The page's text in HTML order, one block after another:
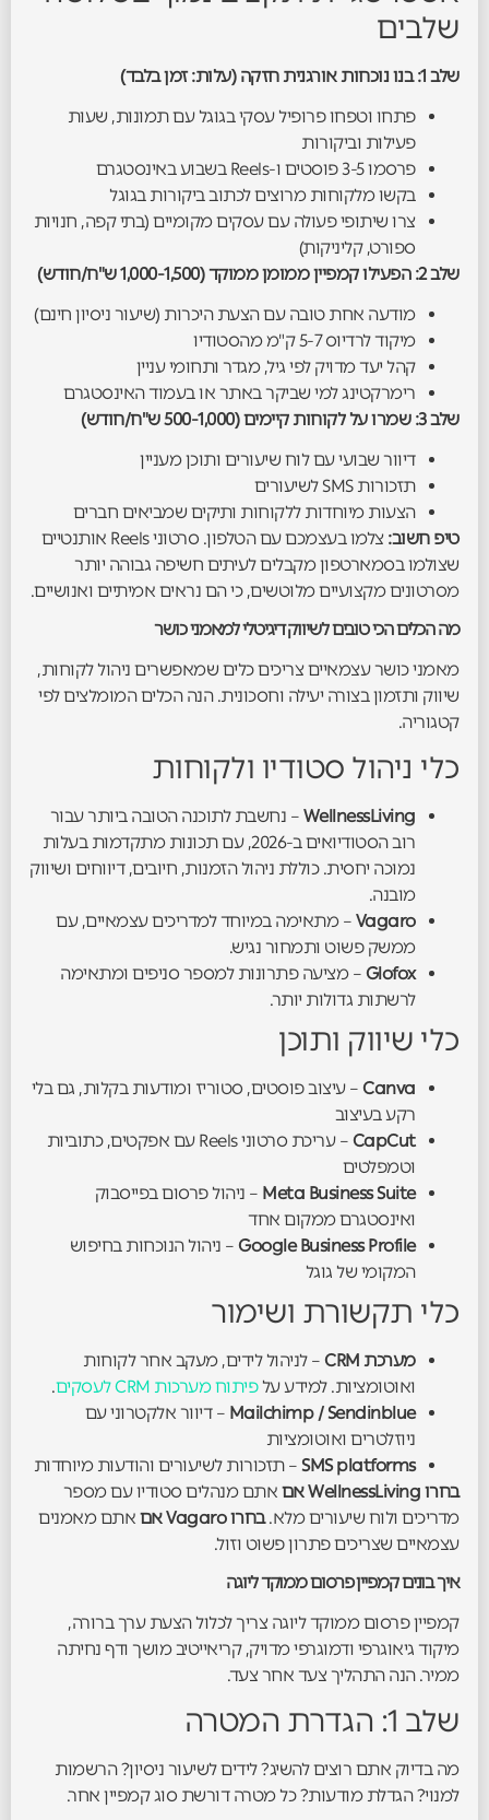
שלבים
שלב 1: בנו נוכחות אורגנית חזקה (עלות: זמן בלבד)
פתחו וטפחו פרופיל עסקי בגוגל עם תמונות, שעות
פעילות וביקורות
פרסמו 3-5 פוסטים ו-Reels בשבוע באינסטגרם
בקשו מלקוחות מרוצים לכתוב ביקורות בגוגל
צרו שיתופי פעולה עם עסקים מקומיים (בתי קפה, חנויות
ספורט, קליניקות)
שלב 2: הפעילו קמפיין ממומן ממוקד (1,000-1,500 ש"ח/חודש)
מודעה אחת טובה עם הצעת היכרות (שיעור ניסיון חינם)
מיקוד לרדיוס 5-7 ק"מ מהסטודיו
קהל יעד מדויק לפי גיל, מגדר ותחומי עניין
רימרקטינג למי שביקר באתר או בעמוד האינסטגרם
שלב 3: שמרו על לקוחות קיימים (500-1,000 ש"ח/חודש)
דיוור שבועי עם לוח שיעורים ותוכן מעניין
תזכורות SMS לשיעורים
הצעות מיוחדות ללקוחות ותיקים שמביאים חברים
טיפ חשוב:
צלמו בעצמכם עם הטלפון. סרטוני Reels אותנטיים
שצולמו בסמארטפון מקבלים לעיתים חשיפה גבוהה יותר
מסרטונים מקצועיים מלוטשים, כי הם נראים אמיתיים ואנושיים.
מה הכלים הכי טובים לשיווק דיגיטלי למאמני כושר
מאמני כושר עצמאיים צריכים כלים שמאפשרים ניהול לקוחות,
שיווק ותזמון בצורה יעילה וחסכונית. הנה הכלים המומלצים לפי
קטגוריה.
כלי ניהול סטודיו ולקוחות
WellnessLiving – נחשבת לתוכנה הטובה ביותר עבור
רוב הסטודיואים ב-2026, עם תכונות מתקדמות בעלות
נמוכה יחסית. כוללת ניהול הזמנות, חיובים, דיווחים ושיווק
מובנה.
Vagaro – מתאימה במיוחד למדריכים עצמאיים, עם
ממשק פשוט ותמחור נגיש.
Glofox – מציעה פתרונות למספר סניפים ומתאימה
לרשתות גדולות יותר.
כלי שיווק ותוכן
Canva– עיצוב פוסטים, סטוריז ומודעות בקלות, גם בלי
רקע בעיצוב
CapCut
– עריכת סרטוני Reels עם אפקטים, כתוביות
וטמפלטים
Meta Business Suite – ניהול פרסום בפייסבוק
ואינסטגרם ממקום אחד
Google Business Profile– ניהול הנוכחות בחיפוש
המקומי של גוגל
כלי תקשורת ושימור
מערכת CRM
– לניהול לידים, מעקב אחר לקוחות
ואוטומציות. למידע עלפיתוח מערכות CRM לעסקים
.
Mailchimp / Sendinblue – דיוור אלקטרוני עם
ניוזלטרים ואוטומציות
SMS platforms– תזכורות לשיעורים והודעות מיוחדות
בחרו WellnessLiving אם
אתם מנהלים סטודיו עם מספר
מדריכים ולוח שיעורים מלא.בחרו Vagaro אם
אתם מאמנים
עצמאיים שצריכים פתרון פשוט וזול.
איך בונים קמפיין פרסום ממוקד ליוגה
קמפיין פרסום ממוקד ליוגה צריך לכלול הצעת ערך ברורה,
מיקוד גיאוגרפי ודמוגרפי מדויק, קריאייטיב מושך ודף נחיתה
ממיר. הנה התהליך צעד אחר צעד.
שלב 1: הגדרת המטרה
מה בדיוק אתם רוצים להשיג? לידים לשיעור ניסיון? הרשמות
למנוי? הגדלת מודעות? כל מטרה דורשת סוג קמפיין אחר.